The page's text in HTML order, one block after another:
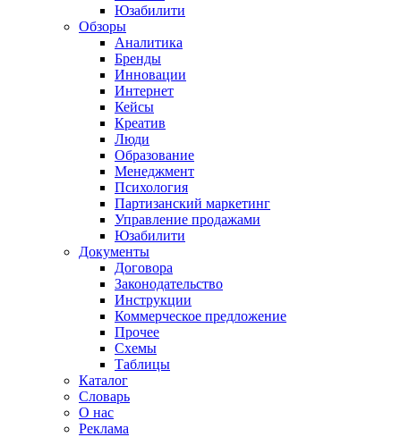
Юзабилити
Обзоры
Аналитика
Бренды
Инновации
Интернет
Кейсы
Креатив
Люди
Образование
Менеджмент
Психология
Партизанский маркетинг
Управление продажами
Юзабилити
Документы
Договора
Законодательство
Инструкции
Коммерческое предложение
Прочее
Схемы
Таблицы
Каталог
Словарь
О нас
Реклама